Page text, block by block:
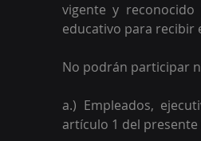
vigente y
educativo para recibir
No podrán participar
a.) Empleados,
artículo 1 del